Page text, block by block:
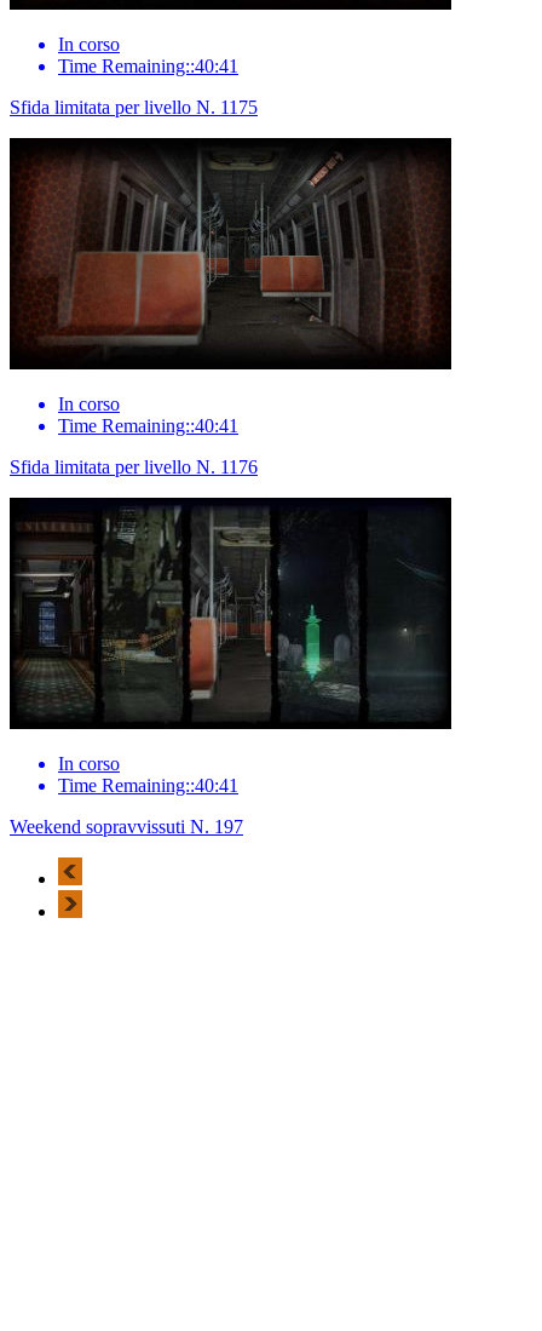
In corso
Time Remaining::40:41
Sfida limitata per livello N. 1175
In corso
Time Remaining::40:41
Sfida limitata per livello N. 1176
In corso
Time Remaining::40:41
Weekend sopravvissuti N. 197